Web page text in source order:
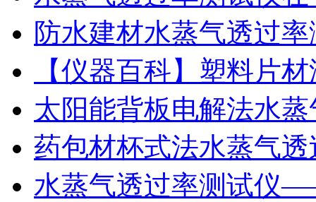
防水建材水蒸气透过
【仪器百科】塑料片
太阳能背板电解法水
药包材杯式法水蒸气
水蒸气透过率测试仪